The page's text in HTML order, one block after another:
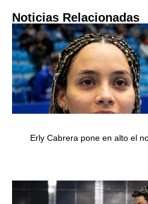
Noticias Relacionadas
Erly Cabrera pone en alto el